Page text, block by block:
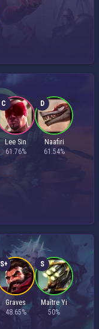
C
Lee Sin
61.76%
D
Naafiri
61.54%
S+
Graves
48.65%
S
Maître Yi
50%